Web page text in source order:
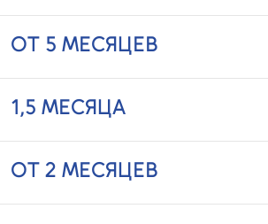
ОТ 5 МЕСЯЦЕВ
1,5 МЕСЯЦА
ОТ 2 МЕСЯЦЕВ